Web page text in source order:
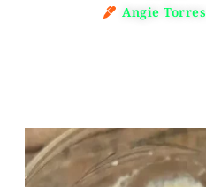
Angie Torres